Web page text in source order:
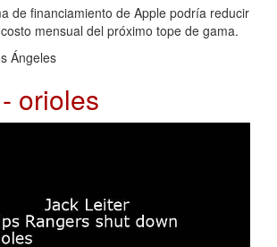
de financiamiento de Apple podría reducir
mensual del próximo tope de gama.
Ángeles
orioles